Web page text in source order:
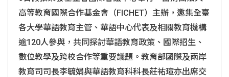
高等教育國際合作基金會（FICHET）主辦，邀集全臺
各大學華語教育主管、華語中心代表及相關教育機構
逾120人參與，共同探討華語教育政策、國際招生、
數位教學及跨校合作等重要議題。教育部國際及兩岸
教育司司長李毓娟與華語教育科科長莊祐瑄亦出席交